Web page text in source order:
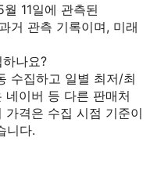
11일에 관측된
거 관측 기록이며, 미래
나요?
수집하고 일별 최저/최
네이버 등 다른 판매처
가격은 수집 시점 기준이
니다.